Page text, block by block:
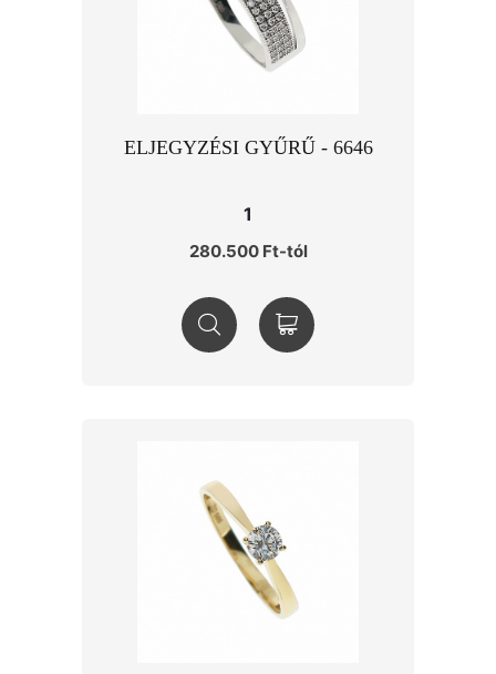
ELJEGYZÉSI GYŰRŰ - 6646
1
280.500 Ft-tól